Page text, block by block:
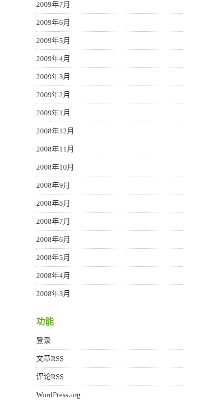
2009年7月
2009年6月
2009年5月
2009年4月
2009年3月
2009年2月
2009年1月
2008年12月
2008年11月
2008年10月
2008年9月
2008年8月
2008年7月
2008年6月
2008年5月
2008年4月
2008年3月
功能
登录
文章RSS
评论RSS
WordPress.org